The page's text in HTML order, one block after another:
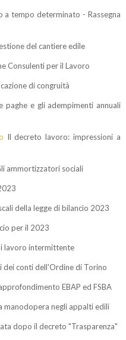
a tempo determinato - Rassegna
del cantiere edile
Consulenti per il Lavoro
di congruità
paghe e gli adempimenti annuali
Il decreto lavoro: impressioni a
ammortizzatori sociali
della legge di bilancio 2023
per il 2023
lavoro intermittente
dei conti dell'Ordine di Torino
EBAP ed FSBA
manodopera negli appalti edili
dopo il decreto "Trasparenza"